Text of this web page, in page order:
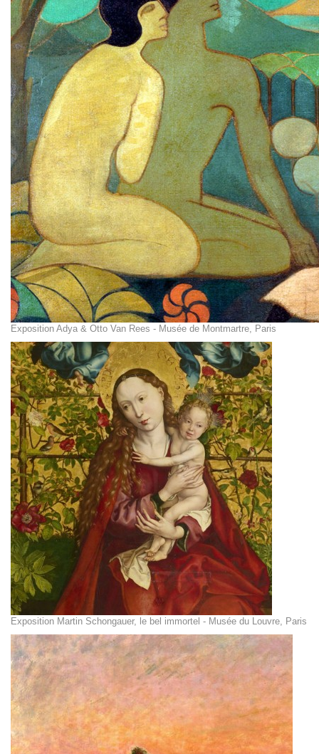
Exposition Adya & Otto Van Rees - Musée de Montmartre, Paris
Exposition Martin Schongauer, le bel immortel - Musée du Louvre, Paris